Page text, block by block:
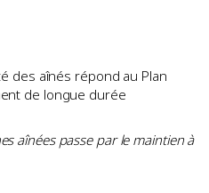
des aînés répond au Plan
de longue durée
aînées passe par le maintien à